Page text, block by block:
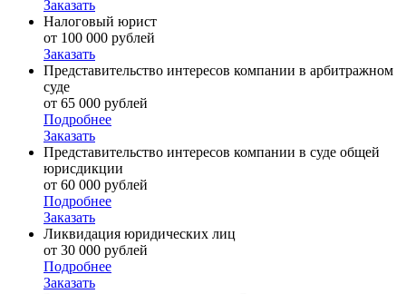
Заказать
Налоговый юрист
от 100 000 рублей
Заказать
Представительство интересов компании в арбитражном
суде
от 65 000 рублей
Подробнее
Заказать
Представительство интересов компании в суде общей
юрисдикции
от 60 000 рублей
Подробнее
Заказать
Ликвидация юридических лиц
от 30 000 рублей
Подробнее
Заказать